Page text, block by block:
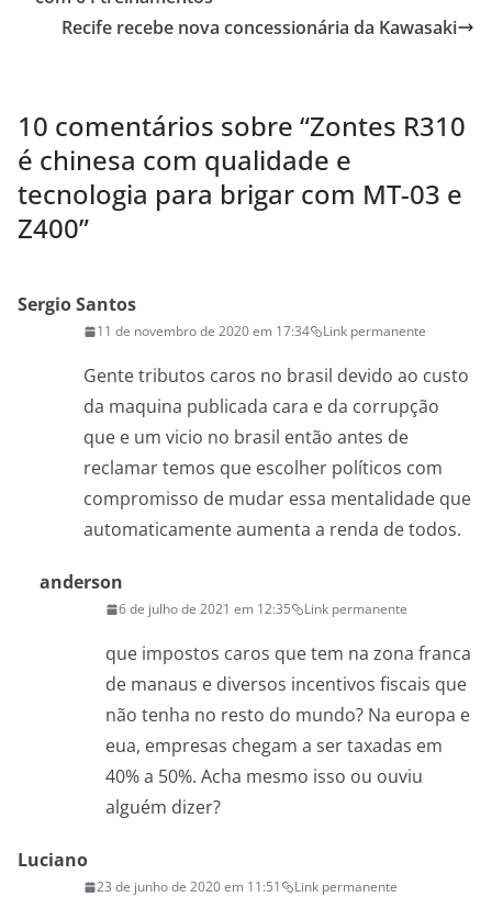
Recife recebe nova concessionária da Kawasaki
10 comentários sobre “Zontes R310
é chinesa com qualidade e
tecnologia para brigar com MT-03 e
Z400”
Sergio Santos
11 de novembro de 2020 em 17:34 Link permanente
Gente tributos caros no brasil devido ao custo
da maquina publicada cara e da corrupção
que e um vicio no brasil então antes de
reclamar temos que escolher políticos com
compromisso de mudar essa mentalidade que
automaticamente aumenta a renda de todos.
anderson
6 de julho de 2021 em 12:35 Link permanente
que impostos caros que tem na zona franca
de manaus e diversos incentivos fiscais que
não tenha no resto do mundo? Na europa e
eua, empresas chegam a ser taxadas em
40% a 50%. Acha mesmo isso ou ouviu
alguém dizer?
Luciano
23 de junho de 2020 em 11:51 Link permanente